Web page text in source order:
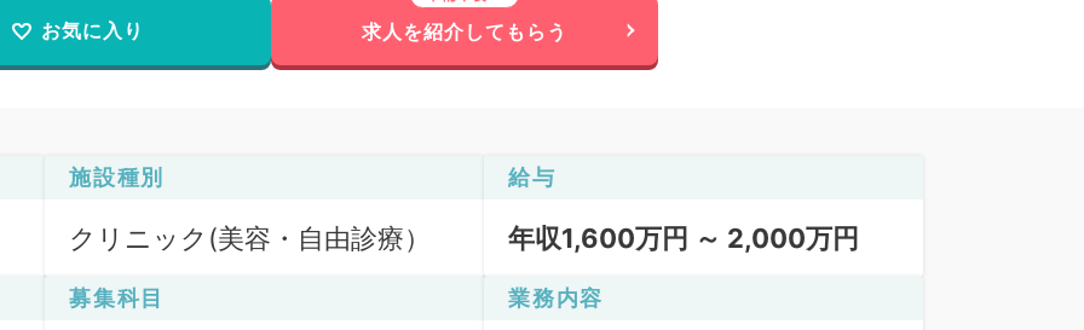
お気に入り 求人を紹介してもらう
施設種別
クリニック(美容・自由診療）
給与
年収1,600万円 ～ 2,000万円
募集科目 業務内容